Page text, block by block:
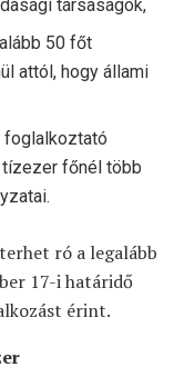
társaságok,
50 főt
attól, hogy állami
foglalkoztató
tízezer főnél több
ró a legalább
17-i határidő
érint.